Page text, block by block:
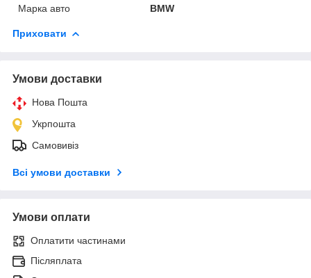
Марка авто
BMW
Приховати
Умови доставки
Нова Пошта
Укрпошта
Самовивіз
Всі умови доставки
Умови оплати
Оплатити частинами
Післяплата